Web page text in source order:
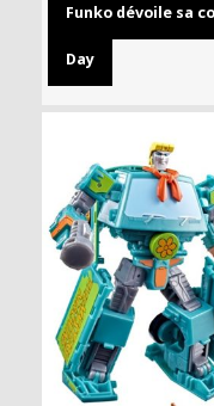
Funko dévoile sa
Day